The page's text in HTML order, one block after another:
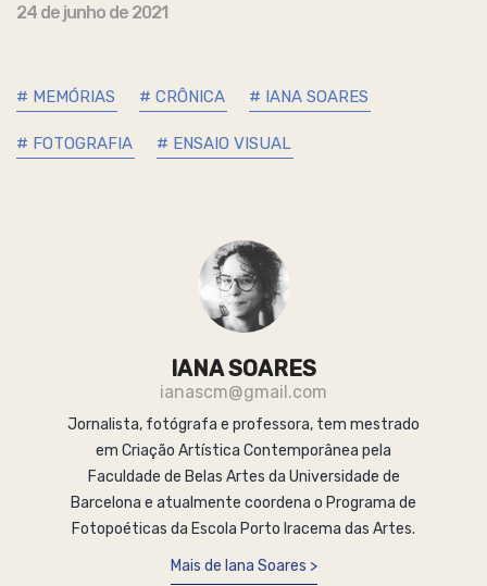
24 de junho de 2021
# MEMÓRIAS # CRÔNICA # IANA SOARES
# FOTOGRAFIA # ENSAIO VISUAL
IANA SOARES
ianascm@gmail.com
Jornalista, fotógrafa e professora, tem mestrado
em Criação Artística Contemporânea pela
Faculdade de Belas Artes da Universidade de
Barcelona e atualmente coordena o Programa de
Fotopoéticas da Escola Porto Iracema das Artes.
Mais de Iana Soares